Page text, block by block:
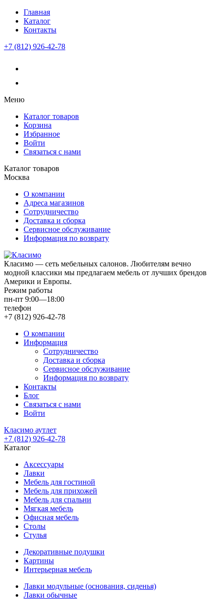
Главная
Каталог
Контакты
+7 (812) 926-42-78
Меню
Каталог товаров
Корзина
Избранное
Войти
Связаться с нами
Каталог товаров
Москва
О компании
Адреса магазинов
Сотрудничество
Доставка и сборка
Сервисное обслуживание
Информация по возврату
Класимо — cеть мебельных салонов. Любителям вечно
модной классики мы предлагаем мебель от лучших брендов
Америки и Европы.
Режим работы
пн-пт 9:00—18:00
телефон
+7 (812) 926-42-78
О компании
Информация
Сотрудничество
Доставка и сборка
Сервисное обслуживание
Информация по возврату
Контакты
Блог
Связаться с нами
Войти
Класимо аутлет
+7 (812) 926-42-78
Каталог
Аксессуары
Лавки
Мебель для гостиной
Мебель для прихожей
Мебель для спальни
Мягкая мебель
Офисная мебель
Столы
Стулья
Декоративные подушки
Картины
Интерьерная мебель
Лавки модульные (основания, сиденья)
Лавки обычные